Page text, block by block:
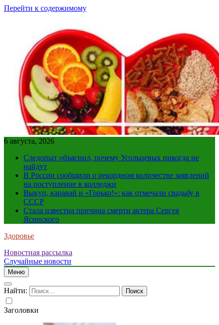
Перейти к содержимому
6 августа, 2026
Следопыт объяснил, почему Усольцевых никогда не
найдут
В России сообщили о рекордном количестве заявлений
на поступление в колледжи
Выкуп, каравай и «Горько!»: как отмечали свадьбу в
СССР
Стала известна причина смерти актера Сергея
Ясинского
Здоровье
Новостная рассылка
Случайные новости
Меню
Найти:
Заголовки